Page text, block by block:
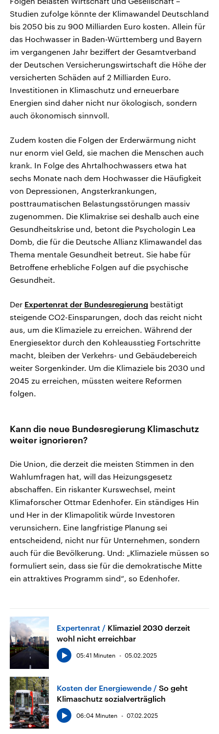
Studien zufolge könnte der Klimawandel Deutschland
bis 2050 bis zu 900 Milliarden Euro kosten. Allein für
das Hochwasser in Baden-Württemberg und Bayern
im vergangenen Jahr beziffert der Gesamtverband
der Deutschen Versicherungswirtschaft die Höhe der
versicherten Schäden auf 2 Milliarden Euro.
Investitionen in Klimaschutz und erneuerbare
Energien sind daher nicht nur ökologisch, sondern
auch ökonomisch sinnvoll.
Zudem kosten die Folgen der Erderwärmung nicht
nur enorm viel Geld, sie machen die Menschen auch
krank. In Folge des Ahrtalhochwassers etwa hat
sechs Monate nach dem Hochwasser die Häufigkeit
von Depressionen, Angsterkrankungen,
posttraumatischen Belastungsstörungen massiv
zugenommen. Die Klimakrise sei deshalb auch eine
Gesundheitskrise und, betont die Psychologin Lea
Domb, die für die Deutsche Allianz Klimawandel das
Thema mentale Gesundheit betreut. Sie habe für
Betroffene erhebliche Folgen auf die psychische
Gesundheit.
Der Expertenrat der Bundesregierung bestätigt
steigende CO2-Einsparungen, doch das reicht nicht
aus, um die Klimaziele zu erreichen. Während der
Energiesektor durch den Kohleausstieg Fortschritte
macht, bleiben der Verkehrs- und Gebäudebereich
weiter Sorgenkinder. Um die Klimaziele bis 2030 und
2045 zu erreichen, müssten weitere Reformen
folgen.
Kann die neue Bundesregierung Klimaschutz
weiter ignorieren?
Die Union, die derzeit die meisten Stimmen in den
Wahlumfragen hat, will das Heizungsgesetz
abschaffen. Ein riskanter Kurswechsel, meint
Klimaforscher Ottmar Edenhofer. Ein ständiges Hin
und Her in der Klimapolitik würde Investoren
verunsichern. Eine langfristige Planung sei
entscheidend, nicht nur für Unternehmen, sondern
auch für die Bevölkerung. Und: „Klimaziele müssen so
formuliert sein, dass sie für die demokratische Mitte
ein attraktives Programm sind“, so Edenhofer.
Expertenrat
Klimaziel 2030 derzeit
wohl nicht erreichbar
05:41 Minuten 05.02.2025
Kosten der Energiewende
So geht
Klimaschutz sozialverträglich
06:04 Minuten 07.02.2025